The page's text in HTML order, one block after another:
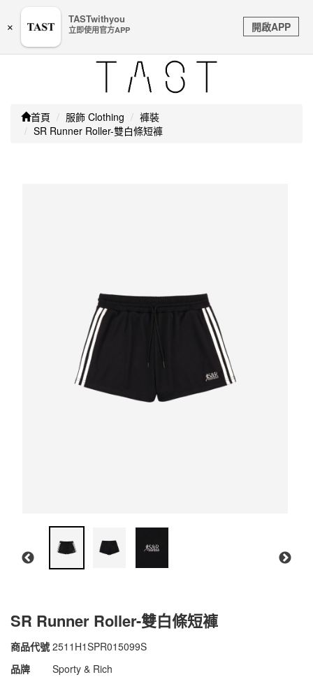
銀行帳戶或信用卡等個人資訊，如接到請立即掛斷或撥打
Toggle
navigation
首頁 服飾 Clothing
褲裝
SR Runner Roller-雙白條短褲
SR Runner Roller-雙白條短褲
商品代號 2511H1SPR015099S
2511H1SPR015099S
品牌
Sporty & Rich
×
TASTwithyou
立即使用官方APP 開啟APP